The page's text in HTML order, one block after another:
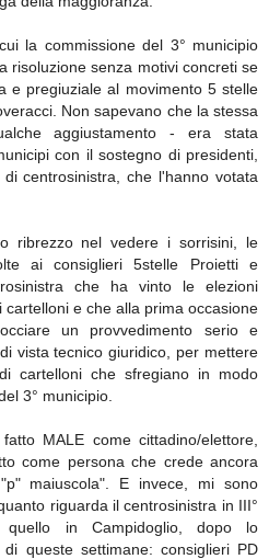
la commissione del 3° municipio
risoluzione senza motivi concreti se
e pregiuziale al movimento 5 stelle
Non sapevano che la stessa
aggiustamento - era stata
con il sostegno di presidenti,
centrosinistra, che l'hanno votata
ribrezzo nel vedere i sorrisini, le
ai consiglieri 5stelle Proietti e
che ha vinto le elezioni
cartelloni e che alla prima occasione
un provvedimento serio e
vista tecnico giuridico, per mettere
cartelloni che sfregiano in modo
3° municipio.
MALE come cittadino/elettore,
come persona che crede ancora
maiuscola". E invece, mi sono
riguarda il centrosinistra in III°
quello in Campidoglio, dopo lo
di queste settimane: consiglieri PD